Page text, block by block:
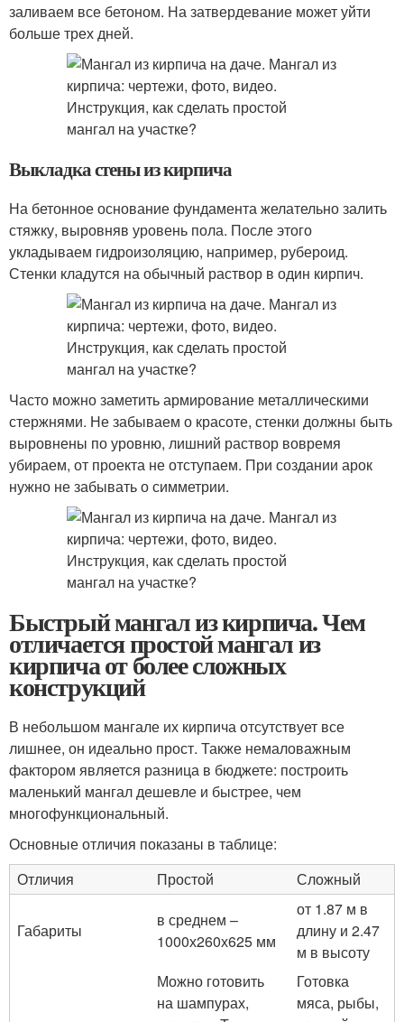
заливаем все бетоном. На затвердевание может уйти
больше трех дней.
Выкладка стены из кирпича
На бетонное основание фундамента желательно залить
стяжку, выровняв уровень пола. После этого
укладываем гидроизоляцию, например, рубероид.
Стенки кладутся на обычный раствор в один кирпич.
Часто можно заметить армирование металлическими
стержнями. Не забываем о красоте, стенки должны быть
выровнены по уровню, лишний раствор вовремя
убираем, от проекта не отступаем. При создании арок
нужно не забывать о симметрии.
Быстрый мангал из кирпича. Чем
отличается простой мангал из
кирпича от более сложных
конструкций
В небольшом мангале их кирпича отсутствует все
лишнее, он идеально прост. Также немаловажным
фактором является разница в бюджете: построить
маленький мангал дешевле и быстрее, чем
многофункциональный.
Основные отличия показаны в таблице:
Отличия
Простой Сложный
Габариты
в среднем –
1000х260х625 мм
от 1.87 м в
длину и 2.47
м в высоту
Можно готовить
на шампурах,
Готовка
мяса, рыбы,